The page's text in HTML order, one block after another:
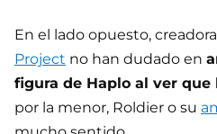
En el lado opuesto,
Project no han dudado en
figura de Haplo al ver
por la menor, Roldier o su